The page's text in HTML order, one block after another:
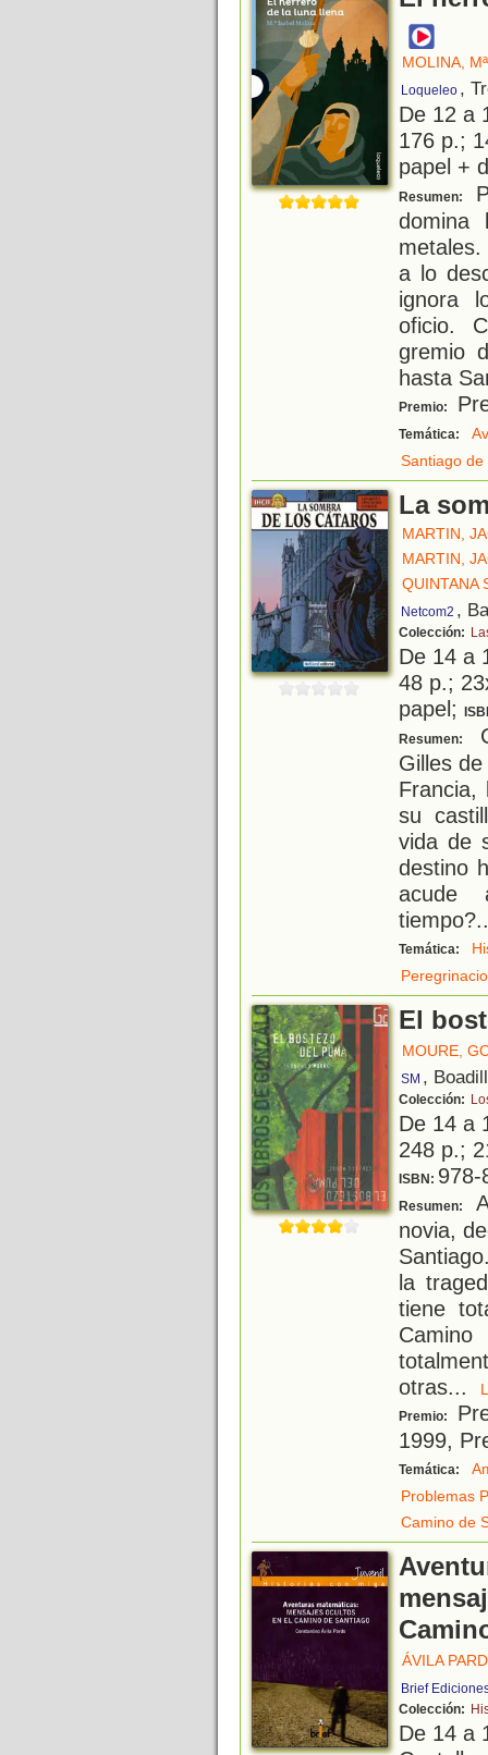
MOLINA,
Loqueleo ,
De 12 a
176 p.;
papel +
Resumen:
a lo
ignora
oficio.
gremio
hasta
Premio:
Temática:
Santiago
La
MARTIN,
MARTIN,
QUINTANA
Netcom2 ,
Colección:
De 14 a
48 p.;
papel;
Resumen:
Gilles
Francia,
su
vida de
destino
acude
tiempo?
Temática:
El
MOURE,
SM ,
Colección:
De 14 a
248 p.;
ISBN: 978-
Resumen:
novia,
la
tiene
otras...
Premio:
1999,
Temática:
Problemas
Camino de
ÁVILA
Brief
Colección:
De 14 a